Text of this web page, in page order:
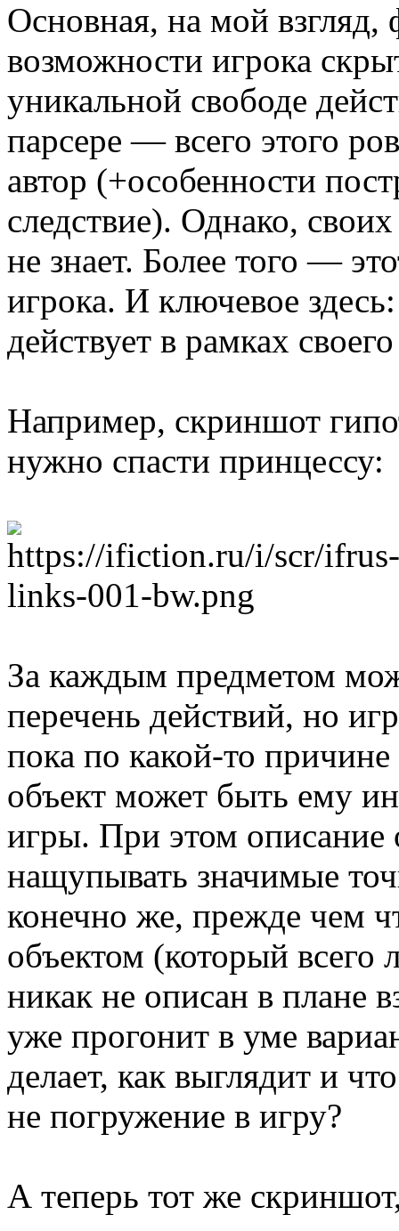
Основная, на мой
возможности игрока
уникальной свободе
парсере — всего этого
автор (+особенности
следствие). Однако,
не знает. Более того —
игрока. И ключевое
действует в рамках
Например, скриншот
нужно спасти принцессу:
За каждым предметом
перечень действий, но
пока по какой-то
объект может быть ему
игры. При этом описание
нащупывать значимые
конечно же, прежде чем
объектом (который всего
никак не описан в плане
уже прогонит в уме
делает, как выглядит и
не погружение в игру?
А теперь тот же